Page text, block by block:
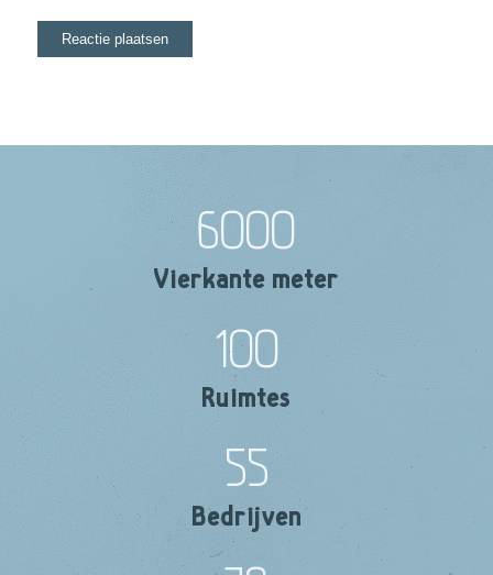
6000
Vierkante meter
100
Ruimtes
55
Bedrijven